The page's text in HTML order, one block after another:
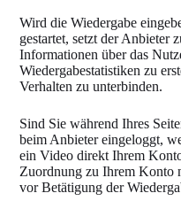
Wird die Wiedergabe
gestartet, setzt der Anbieter
Informationen über das
Wiedergabestatistiken zu
Verhalten zu unterbinden.
Sind Sie während Ihres
beim Anbieter eingeloggt,
ein Video direkt Ihrem
Zuordnung zu Ihrem Konto
vor Betätigung der